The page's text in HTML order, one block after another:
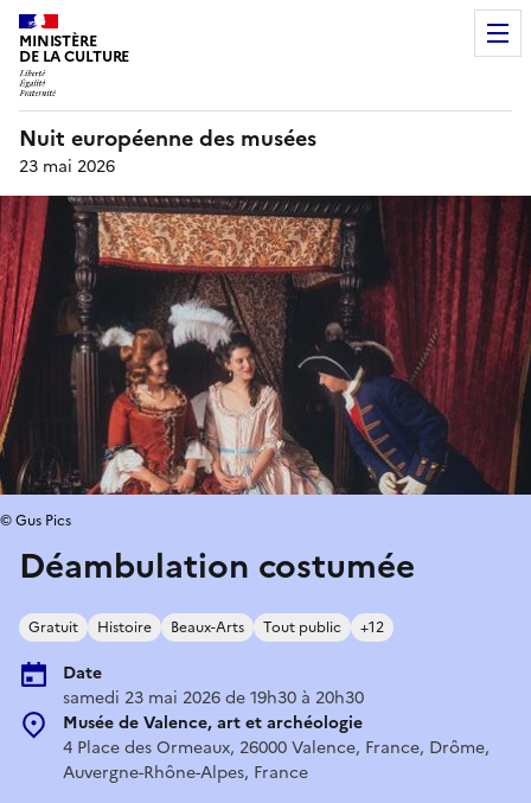
MINISTÈRE
DE LA CULTURE
Nuit européenne des musées
23 mai 2026
Déambulation costumée
Gratuit Histoire Beaux-Arts Tout public +12
Date
samedi 23 mai 2026 de 19h30 à 20h30
Musée de Valence, art et archéologie
4 Place des Ormeaux, 26000 Valence, France, Drôme,
Auvergne-Rhône-Alpes, France
© Gus Pics